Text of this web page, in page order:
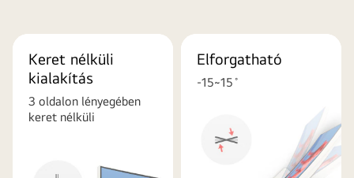
Keret nélküli
kialakítás
3 oldalon lényegében
keret nélküli
Elforgatható
-15~15˚